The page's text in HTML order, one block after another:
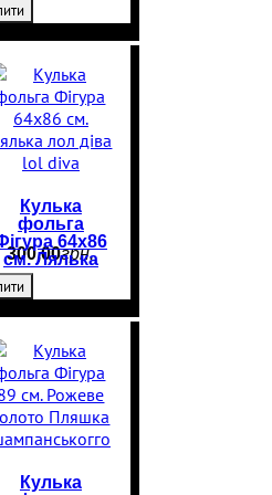
єдиноріг
Кулька
фольга
64х86
см. Лялька
лол діва lol
300,00грн.
Кулька